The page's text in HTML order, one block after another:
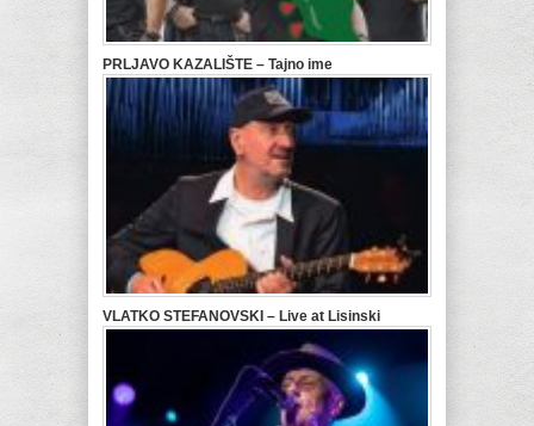
PRLJAVO KAZALIŠTE – Tajno ime
VLATKO STEFANOVSKI – Live at Lisinski